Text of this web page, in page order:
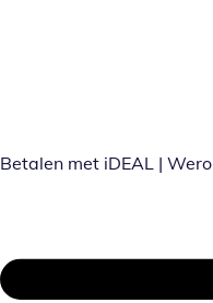
Betalen met iDEAL | Wero